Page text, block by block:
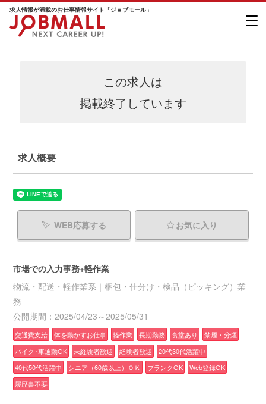
求人情報が満載のお仕事情報サイト「ジョブモール」
この求人は
掲載終了しています
求人概要
WEB応募する お気に入り
市場での入力事務+軽作業
物流・配送・軽作業系｜梱包・仕分け・検品（ピッキング）業
務
公開期間：2025/04/23～2025/05/31
交通費支給 体を動かすお仕事 軽作業 長期勤務 食堂あり
禁煙・分煙
バイク･車通勤OK
未経験者歓迎 経験者歓迎
20代30代活躍中
40代50代活躍中
シニア（60歳以上）ＯＫ ブランクOK
Web登録OK
履歴書不要